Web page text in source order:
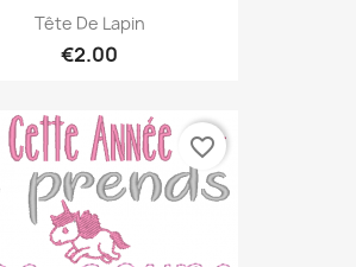
Tête De Lapin
€2.00
favorite_border